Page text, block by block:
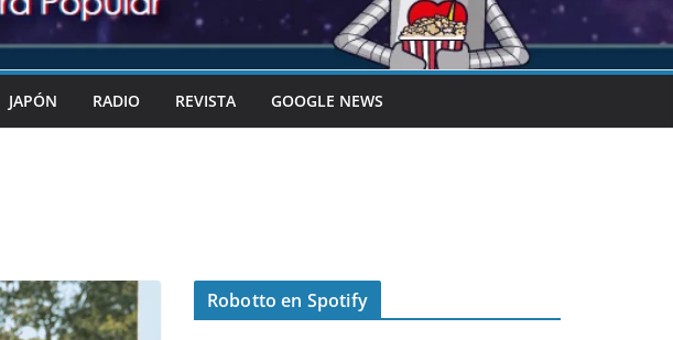
JAPÓN RADIO REVISTA GOOGLE NEWS
Robotto en Spotify